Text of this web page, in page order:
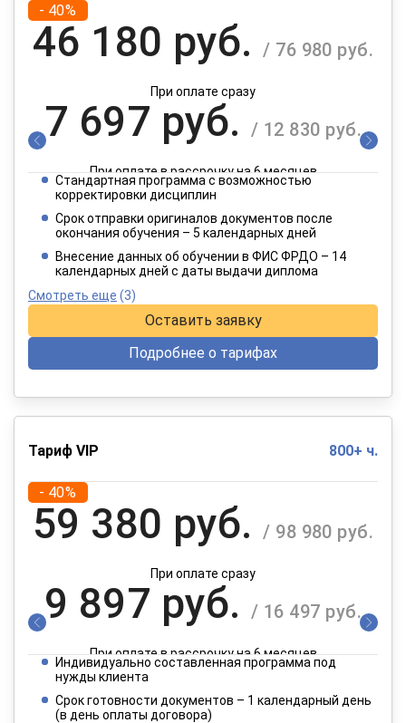
- 40%
46 180 руб. / 76 980 руб.
При оплате сразу
7 697 руб. / 12 830 руб.
При оплате в рассрочку на 6 месяцев
3 849 руб.
При оплате в рассрочку на 12 месяцев
Стандартная программа с возможностью
корректировки дисциплин
Срок отправки оригиналов документов после
окончания обучения – 5 календарных дней
Внесение данных об обучении в ФИС ФРДО – 14
календарных дней с даты выдачи диплома
Смотреть еще (3)
Оставить заявку
Подробнее о тарифах
Тариф VIP 800+ ч.
- 40%
59 380 руб. / 98 980 руб.
При оплате сразу
9 897 руб. / 16 497 руб.
При оплате в рассрочку на 6 месяцев
4 949 руб. / 8 249 руб.
Индивидуально составленная программа под
нужды клиента
Срок готовности документов – 1 календарный день
(в день оплаты договора)